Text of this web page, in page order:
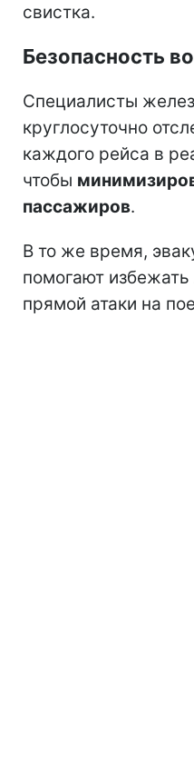
свистка.
Безопасность
Специалисты
круглосуточно
каждого рейса в
чтобы
пассажиров.
В то же время,
помогают
прямой атаки на